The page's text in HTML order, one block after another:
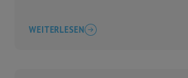
WEITERLESEN